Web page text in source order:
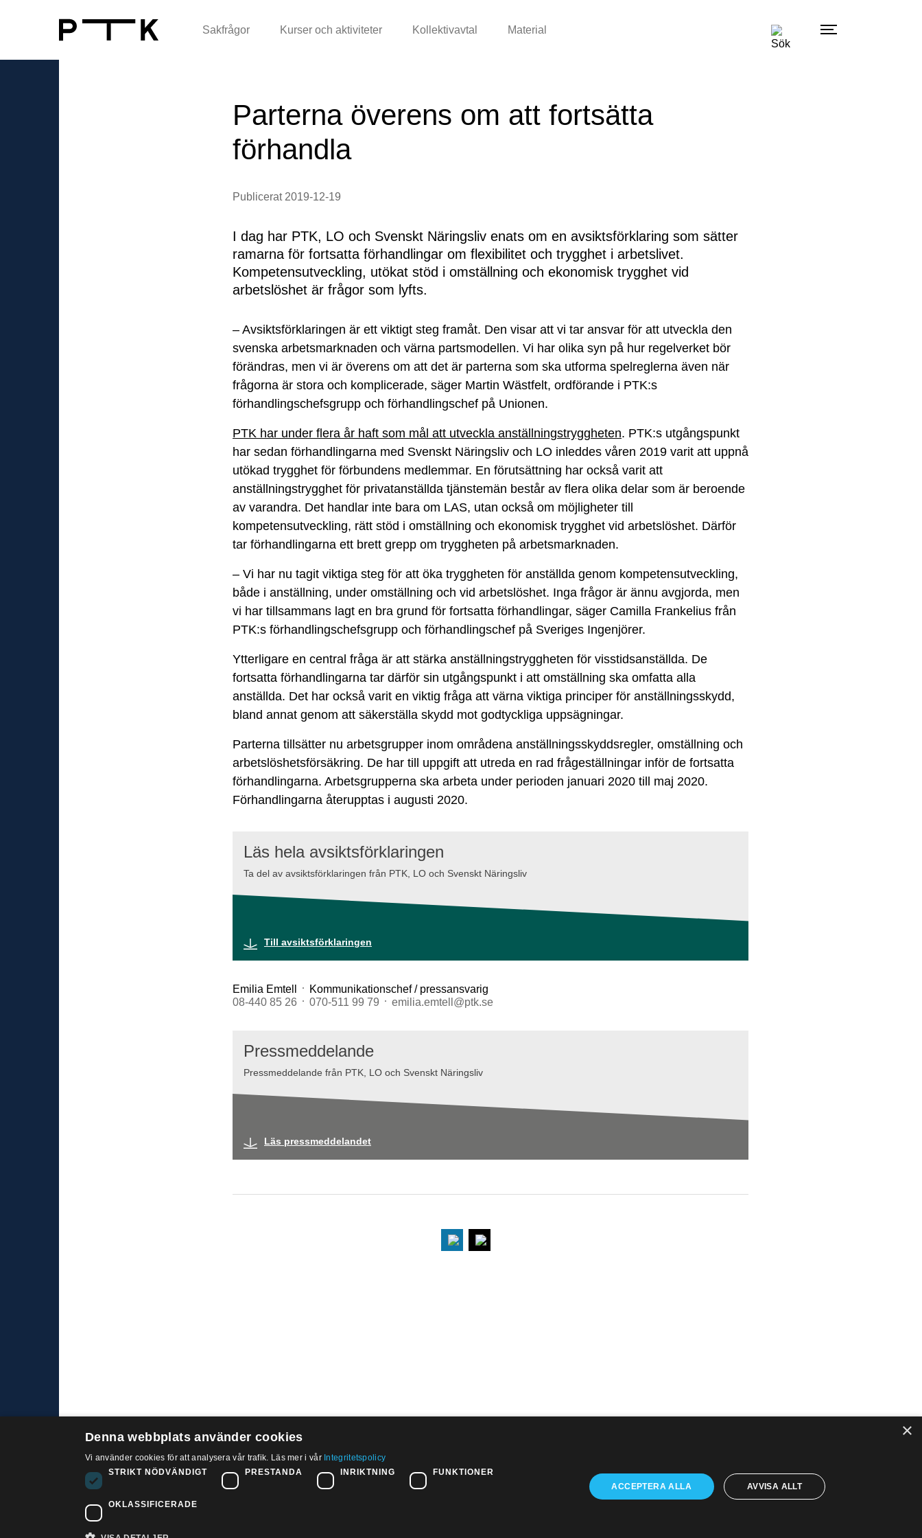
Sakfrågor Kurser och aktiviteter Kollektivavtal Material
Parterna överens om att fortsätta
förhandla
Publicerat 2019-12-19
I dag har PTK, LO och Svenskt Näringsliv enats om en avsikts­förklaring som sätter
ramarna för fortsatta förhandlingar om flexibilitet och trygghet i arbetslivet.
Kompetens­utveckling, utökat stöd i omställning och ekonomisk trygghet vid
arbetslöshet är frågor som lyfts.
– Avsiktsförklaringen är ett viktigt steg framåt. Den visar att vi tar ansvar för att utveckla den
svenska arbetsmarknaden och värna partsmodellen. Vi har olika syn på hur regelverket bör
förändras, men vi är överens om att det är parterna som ska utforma spelreglerna även när
frågorna är stora och komplicerade, säger Martin Wästfelt, ordförande i PTK:s
förhandlingschefsgrupp och förhandlingschef på Unionen.
PTK har under flera år haft som mål att utveckla anställningstryggheten. PTK:s utgångspunkt
har sedan förhandlingarna med Svenskt Näringsliv och LO inleddes våren 2019 varit att uppnå
utökad trygghet för förbundens medlemmar. En förutsättning har också varit att
anställningstrygghet för privatanställda tjänstemän består av flera olika delar som är beroende
av varandra. Det handlar inte bara om LAS, utan också om möjligheter till
kompetensutveckling, rätt stöd i omställning och ekonomisk trygghet vid arbetslöshet. Därför
tar förhandlingarna ett brett grepp om tryggheten på arbetsmarknaden.
– Vi har nu tagit viktiga steg för att öka tryggheten för anställda genom kompetensutveckling,
både i anställning, under omställning och vid arbetslöshet. Inga frågor är ännu avgjorda, men
vi har tillsammans lagt en bra grund för fortsatta förhandlingar, säger Camilla Frankelius från
PTK:s förhandlingschefsgrupp och förhandlingschef på Sveriges Ingenjörer.
Ytterligare en central fråga är att stärka anställningstryggheten för visstidsanställda. De
fortsatta förhandlingarna tar därför sin utgångspunkt i att omställning ska omfatta alla
anställda. Det har också varit en viktig fråga att värna viktiga principer för anställningsskydd,
bland annat genom att säkerställa skydd mot godtyckliga uppsägningar.
Parterna tillsätter nu arbetsgrupper inom områdena anställningsskyddsregler, omställning och
arbetslöshetsförsäkring. De har till uppgift att utreda en rad frågeställningar inför de fortsatta
förhandlingarna. Arbetsgrupperna ska arbeta under perioden januari 2020 till maj 2020.
Förhandlingarna återupptas i augusti 2020.
Läs hela avsikts­förklaringen
Ta del av avsiktsförklaringen från PTK, LO och Svenskt Näringsliv
Till avsiktsförklaringen
Emilia Emtell
Kommunikationschef / pressansvarig
08-440 85 26
070-511 99 79 emilia.emtell@ptk.se
Pressmeddelande
Pressmeddelande från PTK, LO och Svenskt Näringsliv
Läs pressmeddelandet
PTK är förhandlings- och
samverkansrådet som samlar över
Besöksadress:
Sankt Eriksgatan 26, 2 tr
PTK på LinkedIn
×
Denna webbplats använder cookies
Vi använder cookies för att analysera vår trafik. Läs mer i vår Integritetspolicy
STRIKT NÖDVÄNDIGT
PRESTANDA INRIKTNING FUNKTIONER
OKLASSIFICERADE
ACCEPTERA ALLA AVVISA ALLT